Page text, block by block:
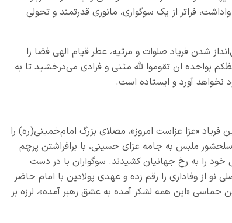
فراتر از یک سوگواری، مانوری قدرتمند و تحولی
شدن فریاد صلوات و مرثیه، عطر قیام الهی فضا را
بواحده ان تقوموا لله مثنى و فرادى می‌‌درخشید تا به
نخواهد آورد و ایستاده است.
«عزا عزاست امروز»، مصلای بزرگ امام‌خمینی(ره) را
ملبس به جامه عزای حسینی، با برافراشتن پرچم
خود را به رخ جهانیان کشیدند. سوگواران با در دست
از وفاداری را رقم زده و عهدی پولادین با امام حاضر
حماسی «این همه لشکر آمده به عشق رهبر آمده»، لرزه بر